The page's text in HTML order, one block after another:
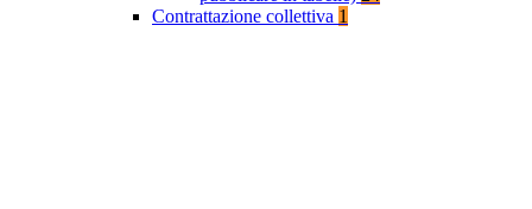
Contrattazione collettiva 1